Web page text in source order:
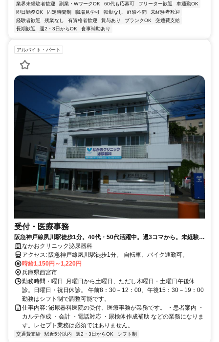
業界未経験者歓迎 副業・WワークOK 60代も応募可 フリーター歓迎
車通勤OK
即日勤務OK
固定時間制 職場見学可 転勤なし 経験不問
未経験者歓迎
経験者歓迎
残業なし 有資格者歓迎 賞与あり ブランクOK
交通費支給
長期歓迎
週2・3日からOK 食事補助あり
アルバイト・パート
受付・医療事務
阪急神戸線夙川駅徒歩1分。40代・50代活躍中。週3コマから。未経験
OK。残業ほぼなし。夏・冬寸志あり。
なかおクリニック泌尿器科
アクセス: 阪急神戸線夙川駅徒歩1分。 自転車、バイク通勤可。
時給1,150円～1,220円
兵庫県西宮市
勤務時間・曜日: 月曜日から土曜日、ただし木曜日・土曜日午後休
診。日曜日・祝日休診。 午前8：30－12：00、午後15：30－19：00
勤務はシフト制で調整可能です。
仕事内容: 泌尿器科医院の受付、医療事務が業務です。 ・患者案内 ・
カルテ作成 ・会計 ・電話対応 ・尿検体作成補助 などの業務になりま
す。レセプト業務は必須ではありません。
交通費支給 駅近5分以内 週2・3日からOK シフト制